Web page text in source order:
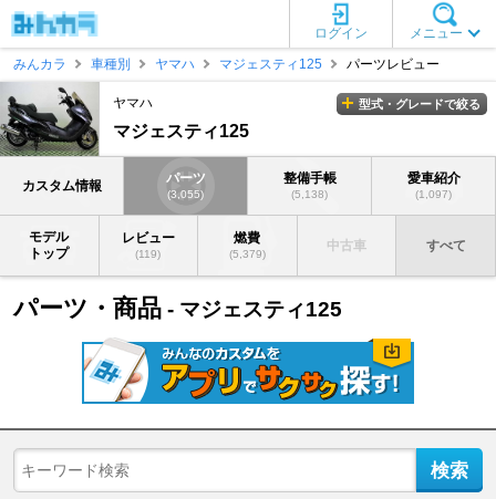
メニュー
ログイン
みんカラ
車種別 ヤマハ マジェスティ125 パーツレビュー
ヤマハ
マジェスティ125
型式・グレードで絞る
カスタム情報 パーツ
(3,055)
整備手帳
(5,138)
愛車紹介
(1,097)
モデル
トップ
レビュー
(119)
燃費
(5,379)
中古車 すべて
パーツ・商品 - マジェスティ125